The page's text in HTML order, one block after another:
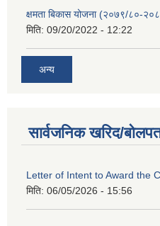
क्षमता बिकास योजना (२०७९/८०-
मिति: 09/20/2022 - 12:22
अन्य
सार्वजनिक खरिद/
Letter of Intent to Award the
मिति: 06/05/2026 - 15:56